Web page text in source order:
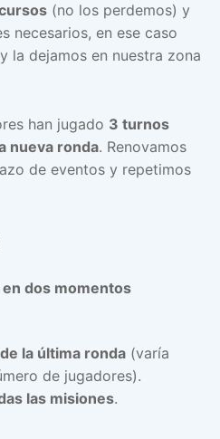
(no los perdemos) y
necesarios, en ese caso
la dejamos en nuestra zona
han jugado 3 turnos
nueva ronda. Renovamos
de eventos y repetimos
dos momentos
la última ronda(varía
de jugadores).
las misiones.